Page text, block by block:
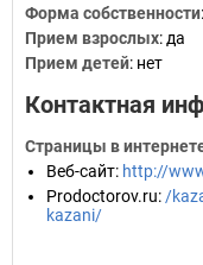
Форма собственности
Прием взрослых: да
Прием детей: нет
Контактная
Страницы в
Веб-сайт: http://
Prodoctorov.ru: /
kazani/